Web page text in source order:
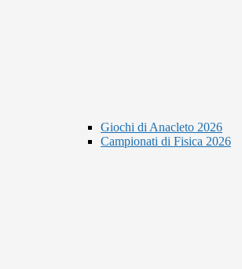
Giochi di Anacleto 2026
Campionati di Fisica 2026